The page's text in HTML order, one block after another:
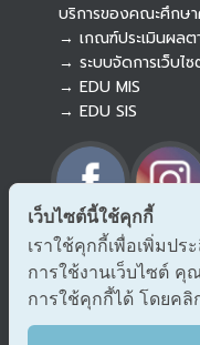
บริการของคณะศึกษ
→ เกณฑ์ประเมินผลต
→ ระบบจัดการเว็บไ
→ EDU MIS
→ EDU SIS
→ ร้องเรียนทุจริตแ
→ แจ้งเรื่องร้องออน
→ รับเรื่องร้องเรียน/
เว็บไซต์นี้ใช้คุกกี้
เราใช้คุกกี้เพื่อเพิ่มป
การใช้งานเว็บไซต์ คุ
การใช้คุกกี้ได้ โดยค